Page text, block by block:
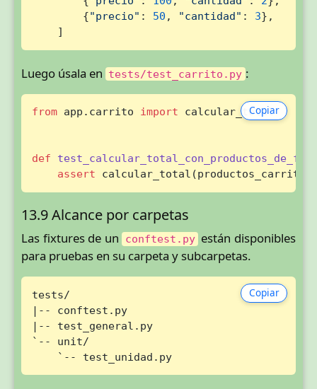
        {
"precio" : 50 , "cantidad" : 3},
    ]
Luego úsala en tests/test_carrito.py :
Copiar
from app.carrito import calcular_total
def
assert
13.9 Alcance por carpetas
Las fixtures de un conftest.py están disponibles
para pruebas en su carpeta y subcarpetas.
Copiar
tests/
|-- conftest.py
|-- test_general.py
`-- unit/
    `-- test_unidad.py